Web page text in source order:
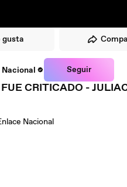
gusta
Nacional Seguir
CRITICADO -
Nacional